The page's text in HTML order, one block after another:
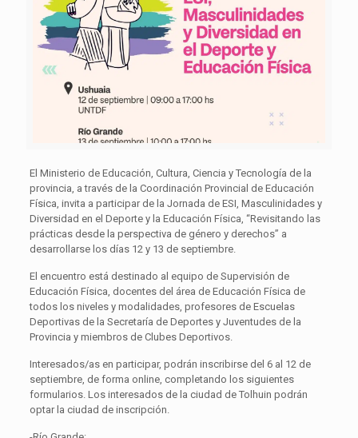
El Ministerio de Educación, Cultura, Ciencia y Tecnología de la
provincia, a través de la Coordinación Provincial de Educación
Física, invita a participar de la Jornada de ESI, Masculinidades y
Diversidad en el Deporte y la Educación Física, “Revisitando las
prácticas desde la perspectiva de género y derechos” a
desarrollarse los días 12 y 13 de septiembre.
El encuentro está destinado al equipo de Supervisión de
Educación Física, docentes del área de Educación Física de
todos los niveles y modalidades, profesores de Escuelas
Deportivas de la Secretaría de Deportes y Juventudes de la
Provincia y miembros de Clubes Deportivos.
Interesados/as en participar, podrán inscribirse del 6 al 12 de
septiembre, de forma online, completando los siguientes
formularios. Los interesados de la ciudad de Tolhuin podrán
optar la ciudad de inscripción.